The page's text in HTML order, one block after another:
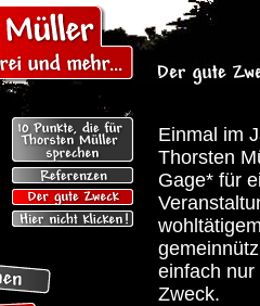
Einmal im
Thorsten
Gage* für
einfach
Zweck.